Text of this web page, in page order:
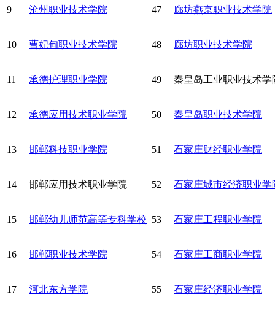
9 沧州职业技术学院 47 廊坊燕京职业技术学院
10 曹妃甸职业技术学院 48 廊坊职业技术学院
11 承德护理职业学院 49 秦皇岛工业职业技术学
12 承德应用技术职业学院 50 秦皇岛职业技术学院
13 邯郸科技职业学院 51 石家庄财经职业学院
14 邯郸应用技术职业学院 52 石家庄城市经济职业学
15 邯郸幼儿师范高等专科学校 53 石家庄工程职业学院
16 邯郸职业技术学院 54 石家庄工商职业学院
17 河北东方学院 55 石家庄经济职业学院